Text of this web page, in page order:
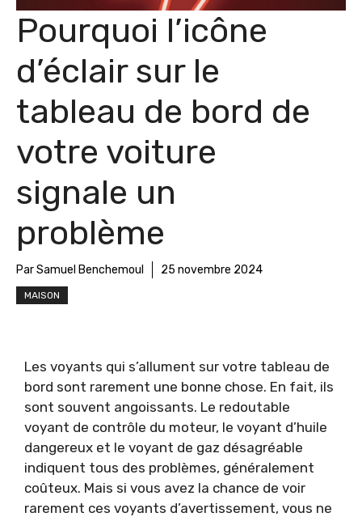
Pourquoi l’icône
d’éclair sur le
tableau de bord de
votre voiture
signale un
problème
Par Samuel Benchemoul 25 novembre 2024
MAISON
Les voyants qui s’allument sur votre tableau de
bord sont rarement une bonne chose. En fait, ils
sont souvent angoissants. Le redoutable
voyant de contrôle du moteur, le voyant d’huile
dangereux et le voyant de gaz désagréable
indiquent tous des problèmes, généralement
coûteux. Mais si vous avez la chance de voir
rarement ces voyants d’avertissement, vous ne